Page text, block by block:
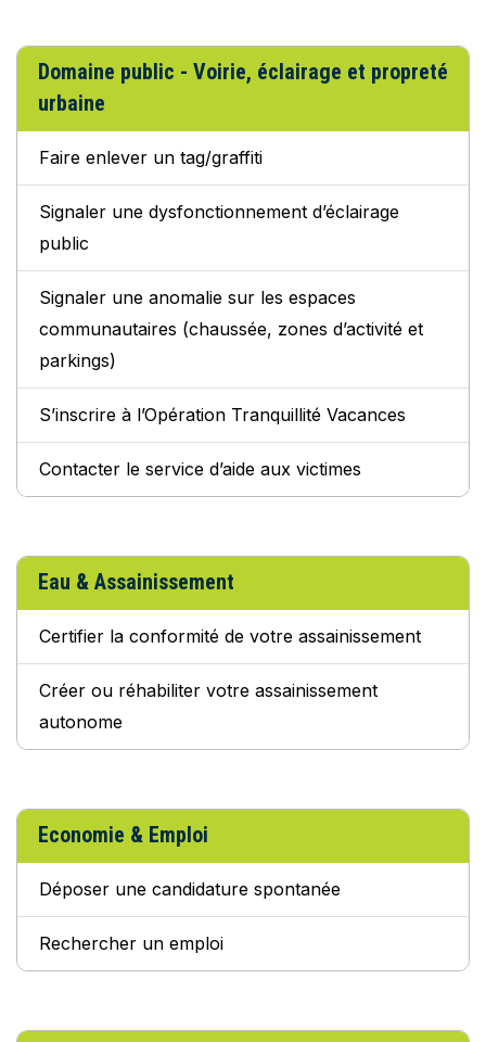
Domaine public - Voirie, éclairage et propreté
urbaine
Faire enlever un tag/graffiti
Signaler une dysfonctionnement d’éclairage
public
Signaler une anomalie sur les espaces
communautaires (chaussée, zones d’activité et
parkings)
S’inscrire à l’Opération Tranquillité Vacances
Contacter le service d’aide aux victimes
Eau & Assainissement
Certifier la conformité de votre assainissement
Créer ou réhabiliter votre assainissement
autonome
Economie & Emploi
Déposer une candidature spontanée
Rechercher un emploi